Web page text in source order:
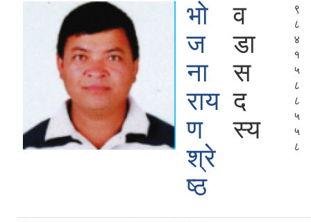
भो
ज
ना
राय
ण
श्रे
ष्ठ
व
डा
स
द
स्य
९
८
४
१
५
८
८
५
५
८